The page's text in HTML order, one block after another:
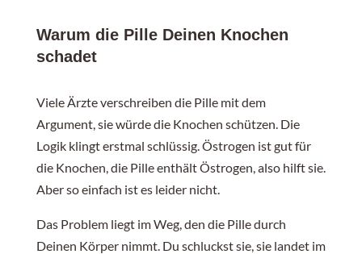
Warum die Pille Deinen Knochen
schadet
Viele Ärzte verschreiben die Pille mit dem
Argument, sie würde die Knochen schützen. Die
Logik klingt erstmal schlüssig. Östrogen ist gut für
die Knochen, die Pille enthält Östrogen, also hilft sie.
Aber so einfach ist es leider nicht.
Das Problem liegt im Weg, den die Pille durch
Deinen Körper nimmt. Du schluckst sie, sie landet im